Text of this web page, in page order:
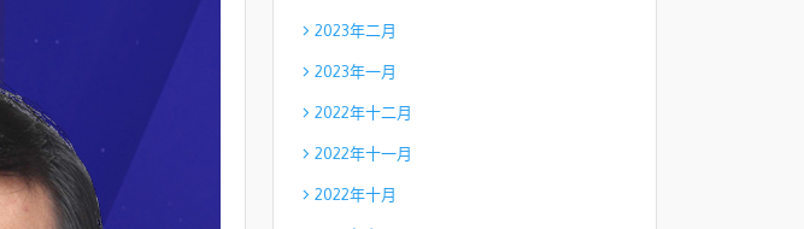
2023年二月
2023年一月
2022年十二月
2022年十一月
2022年十月